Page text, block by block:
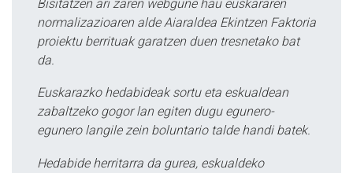
Bisitatzen ari zaren webgune hau euskararen
normalizazioaren alde Aiaraldea Ekintzen Faktoria
proiektu berrituak garatzen duen tresnetako bat
da.
Euskarazko hedabideak sortu eta eskualdean
zabaltzeko gogor lan egiten dugu egunero-
egunero langile zein boluntario talde handi batek.
Hedabide herritarra da gurea, eskualdeko